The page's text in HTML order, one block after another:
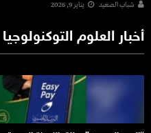
شباب الصعيد يناير 9, 2026
أخبار العلوم التوكنولوجيا